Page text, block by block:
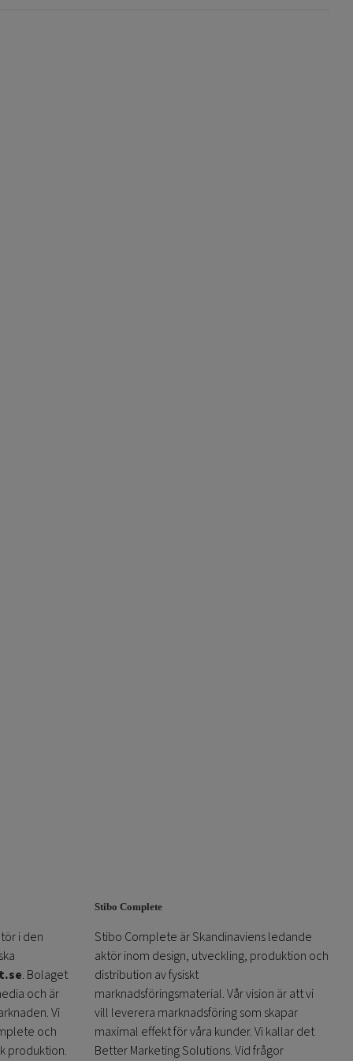
i den
. Bolaget
och är
Vi
och
produktion.
Stibo Complete
Stibo Complete är Skandinaviens ledande
aktör inom design, utveckling, produktion och
distribution av fysiskt
marknadsföringsmaterial. Vår vision är att vi
vill leverera marknadsföring som skapar
maximal effekt för våra kunder. Vi kallar det
Better Marketing Solutions. Vid frågor